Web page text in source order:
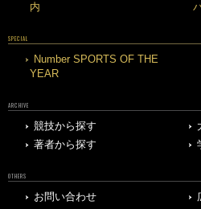
内
SPECIAL
Number SPORTS OF THE
YEAR
ARCHIVE
競技から探す
著者から探す
OTHERS
お問い合わせ